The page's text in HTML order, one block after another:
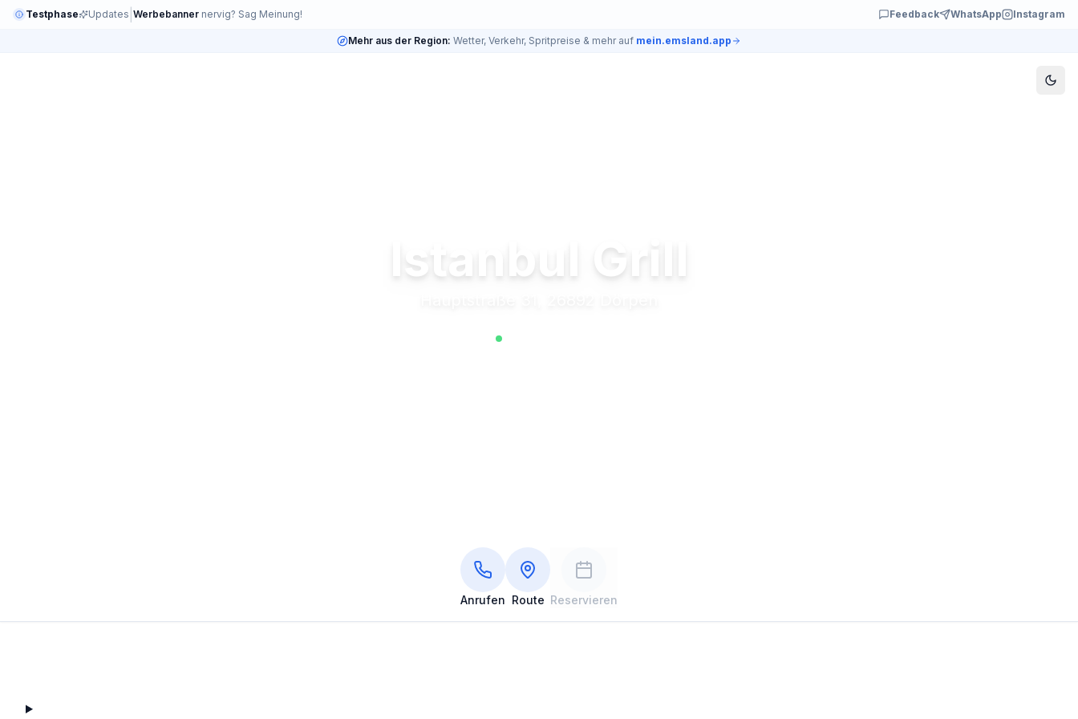
Testphase Updates Werbebanner nervig? Sag Meinung! Feedback WhatsApp Instagram
Mehr aus der Region: Wetter, Verkehr, Spritpreise & mehr auf mein.emsland.app
Istanbul Grill
Jetzt geöffnet
Anrufen Route Reservieren